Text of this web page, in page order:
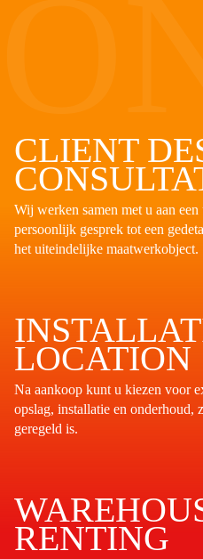
CLIENT
Wij werken samen met u aan
persoonlijk gesprek tot een
het uiteindelijke maatwerkobject.
LOCATION
Na aankoop kunt u kiezen voor
opslag, installatie en onderhoud,
geregeld is.
RENTING